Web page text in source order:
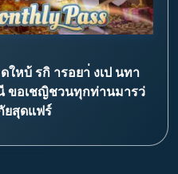
ใหบ้ รกิ ารอยา่ งเป นทา
ขอเชญิชวนทุกท่านมารว่
ยสุดแฟร์